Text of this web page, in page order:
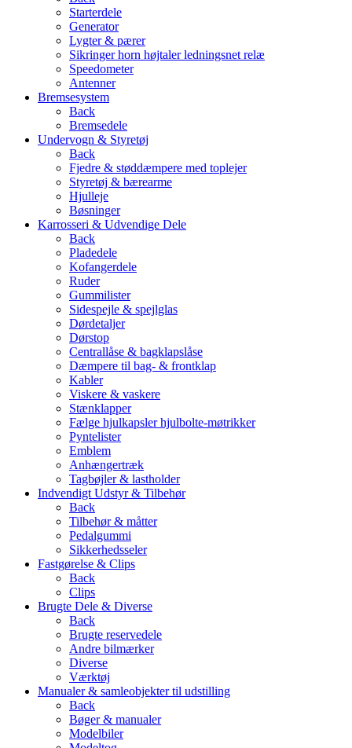
Starterdele
Generator
Lygter & pærer
Sikringer horn højtaler ledningsnet relæ
Speedometer
Antenner
Bremsesystem
Back
Bremsedele
Undervogn & Styretøj
Back
Fjedre & støddæmpere med toplejer
Styretøj & bærearme
Hjulleje
Bøsninger
Karrosseri & Udvendige Dele
Back
Pladedele
Kofangerdele
Ruder
Gummilister
Sidespejle & spejlglas
Dørdetaljer
Dørstop
Centrallåse & bagklapslåse
Dæmpere til bag- & frontklap
Kabler
Viskere & vaskere
Stænklapper
Fælge hjulkapsler hjulbolte-møtrikker
Pyntelister
Emblem
Anhængertræk
Tagbøjler & lastholder
Indvendigt Udstyr & Tilbehør
Back
Tilbehør & måtter
Pedalgummi
Sikkerhedsseler
Fastgørelse & Clips
Back
Clips
Brugte Dele & Diverse
Back
Brugte reservedele
Andre bilmærker
Diverse
Værktøj
Manualer & samleobjekter til udstilling
Back
Bøger & manualer
Modelbiler